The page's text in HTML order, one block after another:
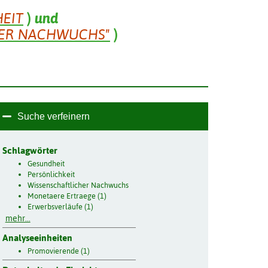
) und
NACHWUCHS" )
Suche verfeinern
Schlagwörter
Gesundheit
Persönlichkeit
Wissenschaftlicher Nachwuchs
Monetaere Ertraege (1)
Erwerbsverläufe (1)
mehr...
Analyseeinheiten
Promovierende (1)